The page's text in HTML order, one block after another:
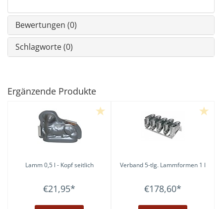
Bewertungen (0)
Schlagworte (0)
Ergänzende Produkte
Lamm 0,5 l - Kopf seitlich
€21,95*
Verband 5-tlg. Lammformen 1 l
€178,60*